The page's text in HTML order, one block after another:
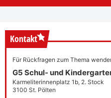
Kontakt
Für Rückfragen zum Thema
G5 Schul- und
Karmeliterinnenplatz 1b, 2. Stock
3100 St. Pölten